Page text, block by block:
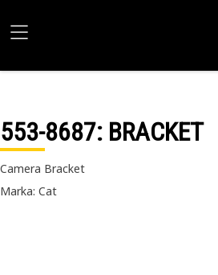
553-8687: BRACKET
Camera Bracket
Marka: Cat